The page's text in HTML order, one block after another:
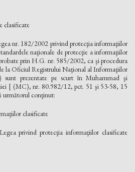
clasificate
nr. 182/2002 privind protecţia informaţiilor
naţionale de protecţie a informaţiilor
prin H.G. nr. 585/2002, ca şi procedura
la Oficiul Registrului Naţional al Informaţiilor
prezentate pe scurt în Muhammad şi
[ (MC), nr. 80.982/12, pct. 51 şi 53-58, 15
următorul conţinut:
clasificate
privind protecţia informaţiilor clasificate